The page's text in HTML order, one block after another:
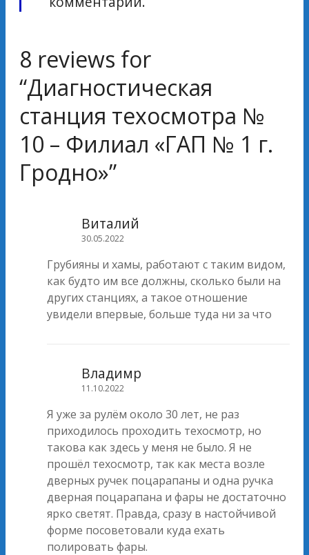
8 reviews for
“Диагностическая
станция техосмотра №
10 – Филиал «ГАП № 1 г.
Гродно»”
Виталий
30.05.2022
Грубияны и хамы, работают с таким видом,
как будто им все должны, сколько были на
других станциях, а такое отношение
увидели впервые, больше туда ни за что
Владимр
11.10.2022
Я уже за рулём около 30 лет, не раз
приходилось проходить техосмотр, но
такова как здесь у меня не было. Я не
прошёл техосмотр, так как места возле
дверных ручек поцарапаны и одна ручка
дверная поцарапана и фары не достаточно
ярко светят. Правда, сразу в настойчивой
форме посоветовали куда ехать
полировать фары.